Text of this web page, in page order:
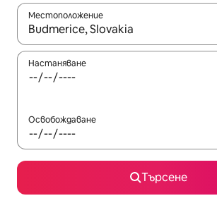
Местоположение
Когато резултатите се покажат,
Настаняване
Освобождаване
Търсене